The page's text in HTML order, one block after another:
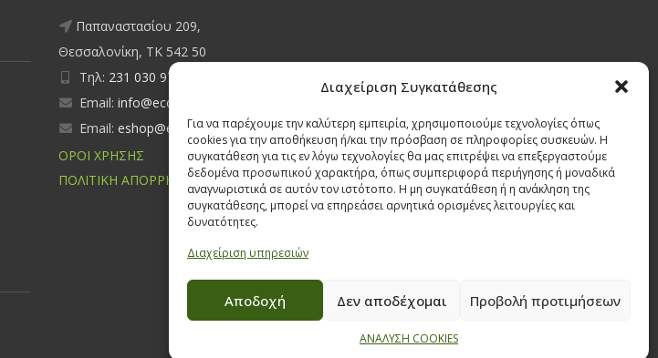
Διαχείριση Συγκατάθεσης
Για να παρέχουμε την καλύτερη εμπειρία, χρησιμοποιούμε τεχνολογίες όπως
cookies για την αποθήκευση ή/και την πρόσβαση σε πληροφορίες συσκευών. Η
συγκατάθεση για τις εν λόγω τεχνολογίες θα μας επιτρέψει να επεξεργαστούμε
δεδομένα προσωπικού χαρακτήρα, όπως συμπεριφορά περιήγησης ή μοναδικά
αναγνωριστικά σε αυτόν τον ιστότοπο. Η μη συγκατάθεση ή η ανάκληση της
συγκατάθεσης, μπορεί να επηρεάσει αρνητικά ορισμένες λειτουργίες και
δυνατότητες.
Διαχείριση υπηρεσιών
Αποδοχή Δεν αποδέχομαι Προβολή προτιμήσεων
ΑΝΑΛΥΣΗ COOKIES
Παπαναστασίου 209,
Θεσσαλονίκη, ΤΚ 542 50
Τηλ: 231 030 9709
Email: info@ecobuildings.gr
Email: eshop@ecobuildings.gr
ΟΡΟΙ ΧΡΗΣΗΣ
ΠΟΛΙΤΙΚΗ ΑΠΟΡΡΗΤΟΥ